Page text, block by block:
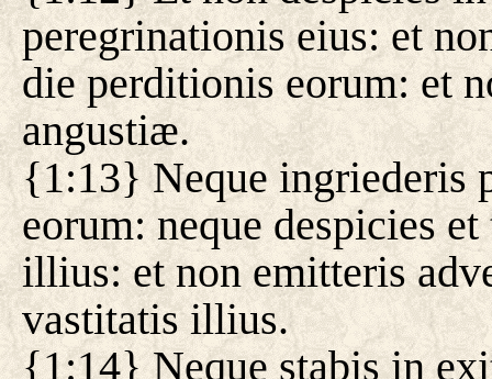
peregrinationis eius: et
die perditionis eorum: et
angustiæ.
{1:13} Neque ingriederis
eorum: neque despicies
illius: et non emitteris
vastitatis illius.
{1:14} Neque stabis in